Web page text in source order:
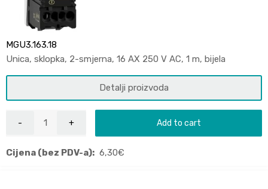
MGU3.163.18
Unica, sklopka, 2-smjerna, 16 AX 250 V AC, 1 m, bijela
Detalji proizvoda
Add to cart
Cijena (bez PDV-a): 6,30€